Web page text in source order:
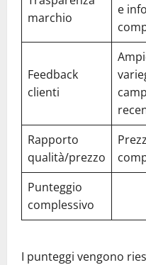
marchio
e
Feedback
clienti
Rapporto
qualità/prezzo
Punteggio
complessivo
I punteggi vengono